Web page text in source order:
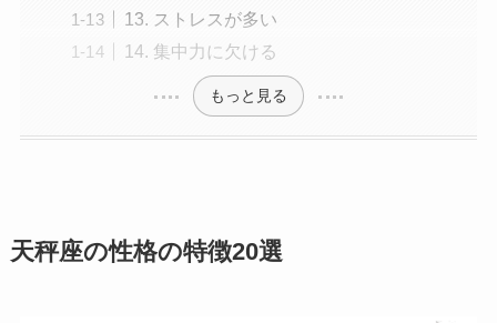
13. ストレスが多い
14. 集中力に欠ける
もっと見る
天秤座の性格の特徴20選